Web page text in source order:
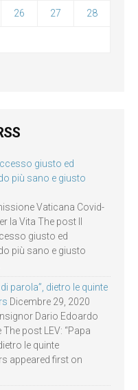
26 27 28
giusto ed
più sano e giusto
Vaticana Covid-
la Vita The post Il
giusto ed
più sano e giusto
parola”, dietro le quinte
Dicembre 29, 2020
Dario Edoardo
post LEV: “Papa
le quinte
appeared first on